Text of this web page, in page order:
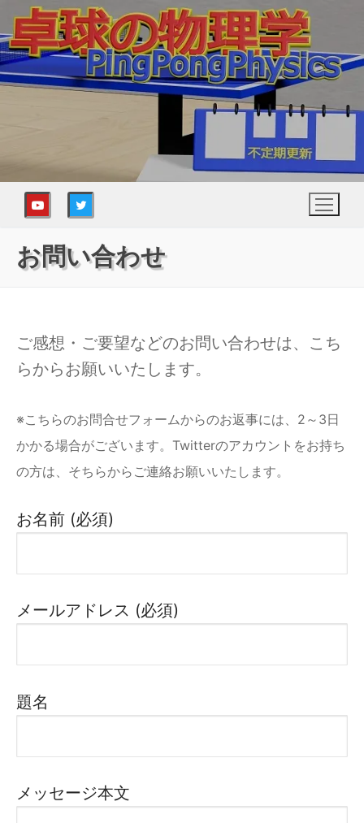
コ
ン
テ
ン
お問い合わせ
ご感想・ご要望などのお問い合わせは、こち
らからお願いいたします。
※こちらのお問合せフォームからのお返事には、2～3日
かかる場合がございます。Twitterのアカウントをお持ち
の方は、そちらからご連絡お願いいたします。
お名前 (必須)
メールアドレス (必須)
題名
メッセージ本文